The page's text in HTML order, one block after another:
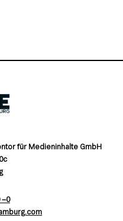
für Medieninhalte GmbH
–0